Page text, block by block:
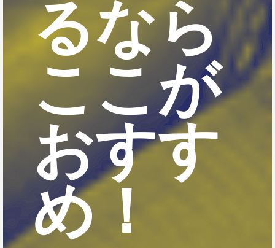
るなら
ここが
おすす
め！